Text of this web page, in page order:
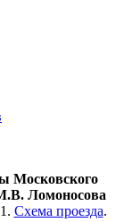
Московского
Ломоносова
Схема проезда.